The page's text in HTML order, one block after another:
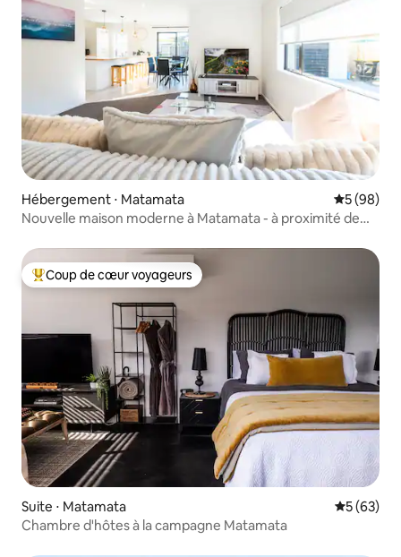
Hébergement ⋅ Matamata
5 (98)
Nouvelle maison moderne à Matamata - à proximité de
Coups de cœur voyageurs les plus appréciés
Coup de cœur voyageurs
Suite ⋅ Matamata
5 (63)
Chambre d'hôtes à la campagne Matamata